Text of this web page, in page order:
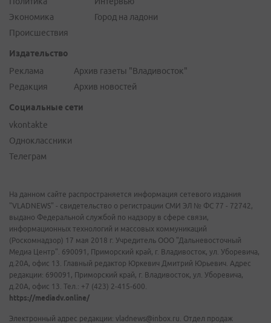
Экономика
Происшествия
Город на ладони
Издательство
Реклама
Редакция
Архив газеты "Владивосток"
Архив новостей
Социальные сети
vkontakte
Одноклассники
Телеграм
На данном сайте распространяется информация сетевого издания
"VLADNEWS" - свидетельство о регистрации СМИ ЭЛ № ФС 77 - 72742,
выдано Федеральной службой по надзору в сфере связи,
информационных технологий и массовых коммуникаций
(Роскомнадзор) 17 мая 2018 г. Учредитель ООО "Дальневосточный
Медиа Центр". 690091, Приморский край, г. Владивосток, ул. Уборевича,
д.20А, офис 13. Главный редактор Юркевич Дмитрий Юрьевич. Адрес
редакции: 690091, Приморский край, г. Владивосток, ул. Уборевича,
д.20А, офис 13. Тел.: +7 (423) 2-415-600.
https://mediadv.online/
Электронный адрес редакции: vladnews@inbox.ru. Отдел продаж